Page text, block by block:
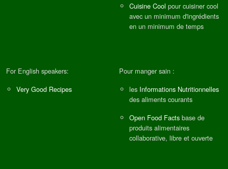
Cuisine Cool pour cuisiner cool
avec un minimum d'ingrédients
en un minimum de temps
For English speakers:
Very Good Recipes
Pour manger sain :
les Informations Nutritionnelles
des aliments courants
Open Food Facts base de
produits alimentaires
collaborative, libre et ouverte